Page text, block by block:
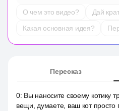
О чем это видео?
Дай
Какая основная идея?
Пересказ
0: Вы наносите своему котику
вещи, думаете, ваш кот просто